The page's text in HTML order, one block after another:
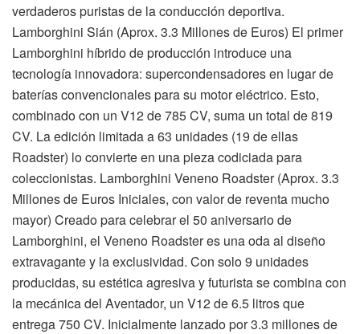
verdaderos puristas de la conducción deportiva.
Lamborghini Sián (Aprox. 3.3 Millones de Euros) El primer
Lamborghini híbrido de producción introduce una
tecnología innovadora: supercondensadores en lugar de
baterías convencionales para su motor eléctrico. Esto,
combinado con un V12 de 785 CV, suma un total de 819
CV. La edición limitada a 63 unidades (19 de ellas
Roadster) lo convierte en una pieza codiciada para
coleccionistas. Lamborghini Veneno Roadster (Aprox. 3.3
Millones de Euros Iniciales, con valor de reventa mucho
mayor) Creado para celebrar el 50 aniversario de
Lamborghini, el Veneno Roadster es una oda al diseño
extravagante y la exclusividad. Con solo 9 unidades
producidas, su estética agresiva y futurista se combina con
la mecánica del Aventador, un V12 de 6.5 litros que
entrega 750 CV. Inicialmente lanzado por 3.3 millones de